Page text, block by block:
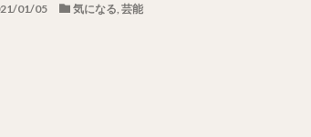
01/05 気になる, 芸能